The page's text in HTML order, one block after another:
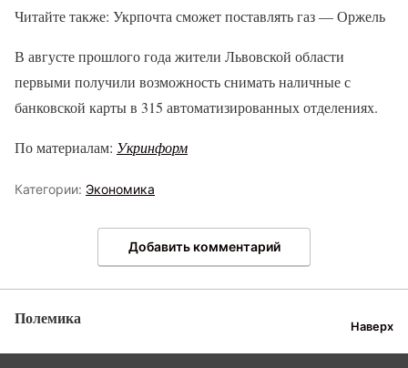
Читайте также: Укрпочта сможет поставлять газ — Оржель
В августе прошлого года жители Львовской области
первыми получили возможность снимать наличные с
банковской карты в 315 автоматизированных отделениях.
По материалам: Укринформ
Категории: Экономика
Добавить комментарий
Полемика Наверх